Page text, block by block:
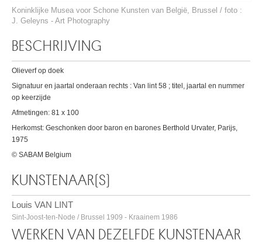
Koninklijke Musea voor Schone Kunsten van België, Brussel / foto :
J. Geleyns - Art Photography
BESCHRIJVING
Olieverf op doek
Signatuur en jaartal onderaan rechts : Van lint 58 ; titel, jaartal en nummer
op keerzijde
Afmetingen: 81 x 100
Herkomst: Geschonken door baron en barones Berthold Urvater, Parijs,
1975
© SABAM Belgium
KUNSTENAAR(S)
Louis VAN LINT
Sint-Joost-ten-Node / Brussel 1909 - Kraainem 1986
WERKEN VAN DEZELFDE KUNSTENAAR